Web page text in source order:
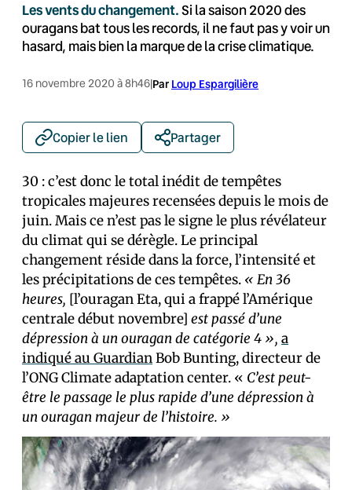
Les vents du changement.Si la saison 2020 des
ouragans bat tous les records, il ne faut pas y voir un
hasard, mais bien la marque de la crise climatique.
16 novembre 2020 à 8h46|Par Loup Espargilière
Copier le lien Partager
30 : c’est donc le total inédit de tempêtes
tropicales majeures recensées depuis le mois de
juin. Mais ce n’est pas le signe le plus révélateur
du climat qui se dérègle. Le principal
changement réside dans la force, l’intensité et
les précipitations de ces tempêtes. « En 36
heures, [l’ouragan Eta, qui a frappé l’Amérique
centrale début novembre] est passé d’une
dépression à un ouragan de catégorie 4 », a
indiqué au GuardianBob Bunting, directeur de
l’ONG Climate adaptation center. « C’est peut-
être le passage le plus rapide d’une dépression à
un ouragan majeur de l’histoire. »